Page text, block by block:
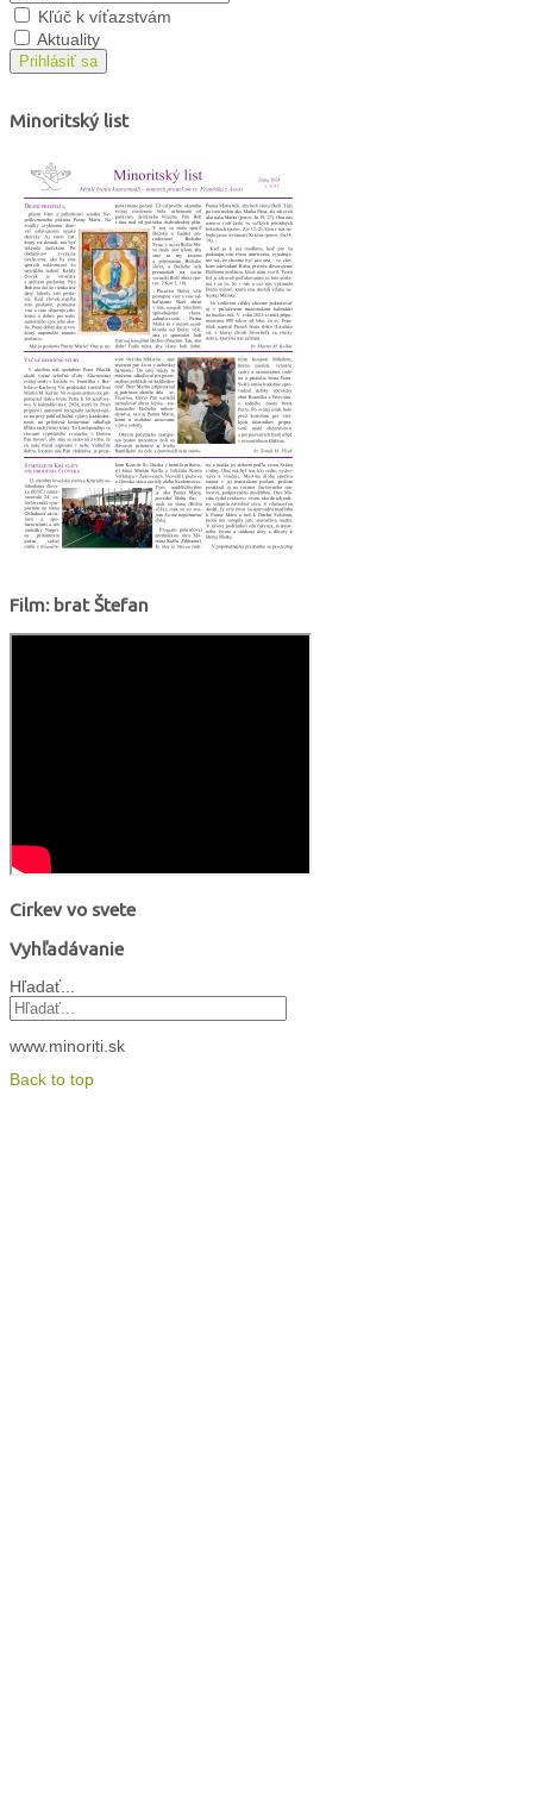
Kľúč k víťazstvám
Aktuality
Prihlásiť sa
Minoritský list
Film: brat Štefan
Cirkev vo svete
Vyhľadávanie
Hľadať...
www.minoriti.sk
Back to top